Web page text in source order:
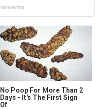
No Poop For More Than 2
Days - It's The First Sign
Of